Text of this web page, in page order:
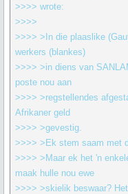
>>>> wrote:
>>>>
>>>> >In die plaaslike
werkers (blankes)
>>>> >in diens van
poste nou aan
>>>> >regstellendes
Afrikaner geld
>>>> >gevestig.
>>>> >Ek stem saam met
>>>> >Maar ek het 'n
maak hulle nou ewe
>>>> >skielik beswaar?